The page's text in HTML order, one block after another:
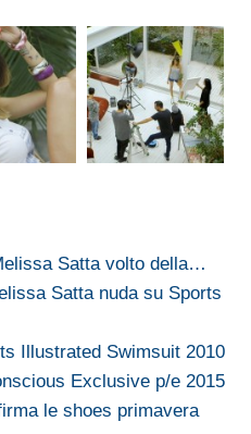
Satta volto della…
Satta nuda su Sports
Illustrated Swimsuit 2010
Exclusive p/e 2015
le shoes primavera